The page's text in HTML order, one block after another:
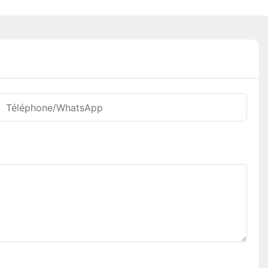
Téléphone/WhatsApp